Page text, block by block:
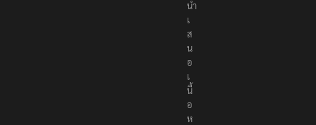
น์
ที่
นำ
เ
ส
น
อ
เ
นื้